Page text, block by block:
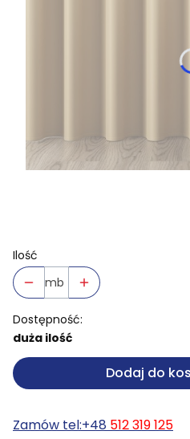
Ilość
mb
Dostępność:
duża ilość
Dodaj do
Zamów tel:+48 512 319 125